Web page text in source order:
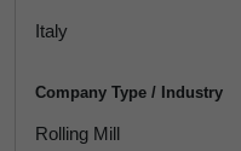
Italy
Company Type / Industry
Rolling Mill